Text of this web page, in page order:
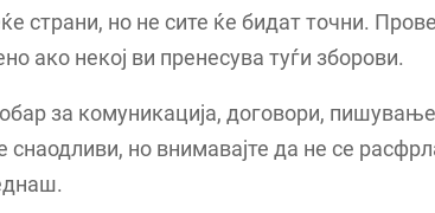
страни, но не сите ќе бидат точни.
ако некој ви пренесува туѓи зборови.
за комуникација, договори,
снаодливи, но внимавајте да не се